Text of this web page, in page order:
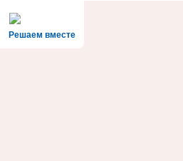
Решаем вместе